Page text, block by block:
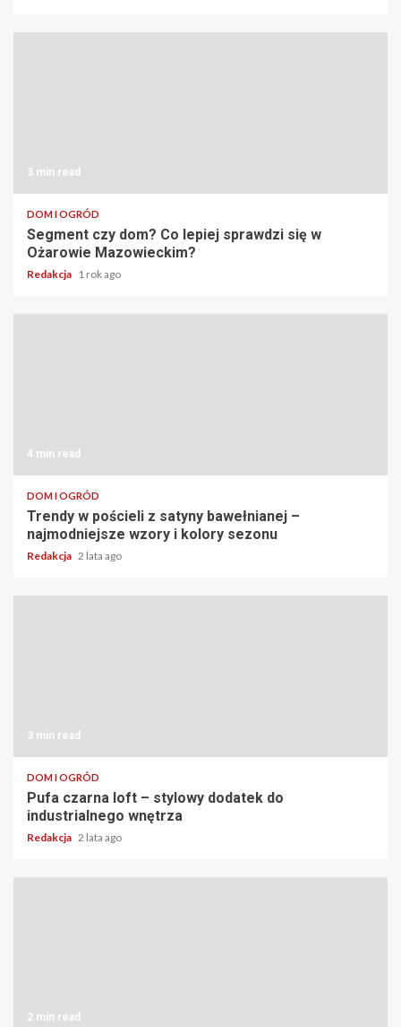
3 min read
DOM I OGRÓD
Segment czy dom? Co lepiej sprawdzi się w
Ożarowie Mazowieckim?
Redakcja 1 rok ago
4 min read
DOM I OGRÓD
Trendy w pościeli z satyny bawełnianej –
najmodniejsze wzory i kolory sezonu
Redakcja 2 lata ago
3 min read
DOM I OGRÓD
Pufa czarna loft – stylowy dodatek do
industrialnego wnętrza
Redakcja 2 lata ago
2 min read